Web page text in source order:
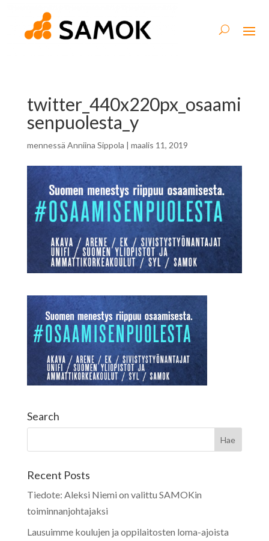
twitter_440x220px_osaami
senpuolesta_y
mennessä Anniina Sippola | maalis 11, 2019
Search
Recent Posts
Tiedote: Aleksi Niemi on valittu SAMOKin
toiminnanjohtajaksi
Lausuimme koulujen ja oppilaitosten loma-ajoista